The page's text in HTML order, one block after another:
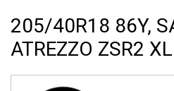
205/40R18 86Y,
ATREZZO ZSR2 XL